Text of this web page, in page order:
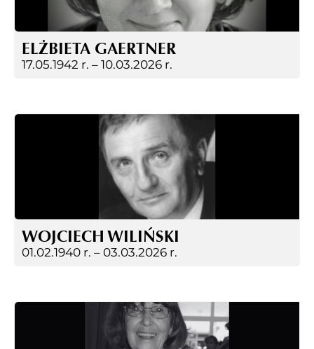
ELŻBIETA GAERTNER
17.05.1942 r. – 10.03.2026 r.
WOJCIECH WILIŃSKI
01.02.1940 r. – 03.03.2026 r.